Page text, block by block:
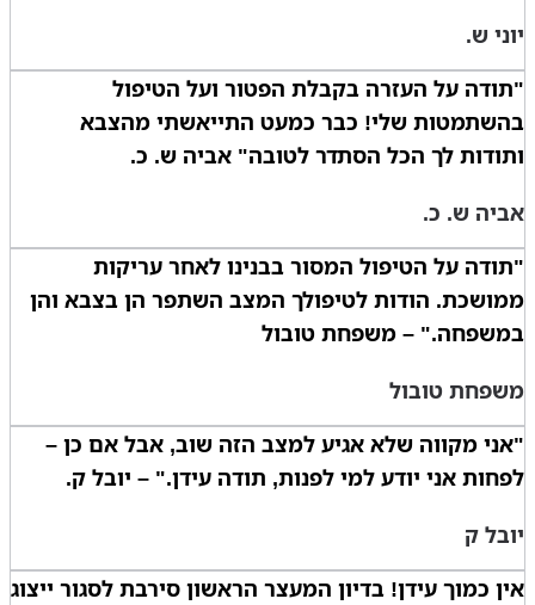
יוני ש.
"תודה על העזרה בקבלת הפטור ועל הטיפול
בהשתמטות שלי! כבר כמעט התייאשתי מהצבא
ותודות לך הכל הסתדר לטובה" אביה ש. כ.
אביה ש. כ.
"תודה על הטיפול המסור בבנינו לאחר עריקות
ממושכת. הודות לטיפולך המצב השתפר הן בצבא והן
במשפחה." – משפחת טובול
משפחת טובול
"אני מקווה שלא אגיע למצב הזה שוב, אבל אם כן –
לפחות אני יודע למי לפנות, תודה עידן." – יובל ק.
יובל ק
אין כמוך עידן! בדיון המעצר הראשון סירבת לסגור ייצוג